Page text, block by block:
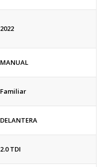
2022
MANUAL
Familiar
DELANTERA
2.0 TDI